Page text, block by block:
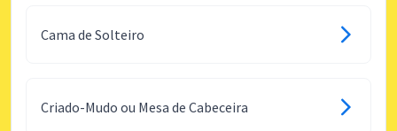
Cama de Solteiro
Criado-Mudo ou Mesa de Cabeceira